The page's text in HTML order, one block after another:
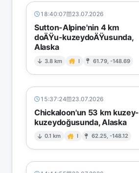
18:40:07 23.07.2026
Sutton-Alpine'nin 4 km
doÄŸu-kuzeydoÄŸusunda,
Alaska
3.8 km I 61.79, -148.69
15:37:24 23.07.2026
Chickaloon'un 53 km kuzey-
kuzeydoğusunda, Alaska
0.1 km I 62.25, -148.12